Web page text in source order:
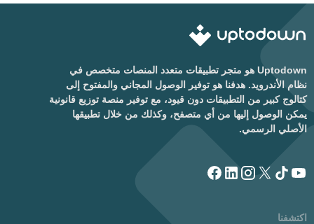
Uptodown هو متجر تطبيقات متعدد المنصات متخصص في
نظام الأندرويد. هدفنا هو توفير الوصول المجاني والمفتوح إلى
كتالوج كبير من التطبيقات دون قيود، مع توفير منصة توزيع قانونية
يمكن الوصول إليها من أي متصفح، وكذلك من خلال تطبيقها
الأصلي الرسمي.
اكتشفنا